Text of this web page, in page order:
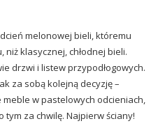
melonowej bieli, któremu
klasycznej, chłodnej bieli.
drzwi i listew przypodłogowych.
za sobą kolejną decyzję –
w pastelowych odcieniach,
za chwilę. Najpierw ściany!